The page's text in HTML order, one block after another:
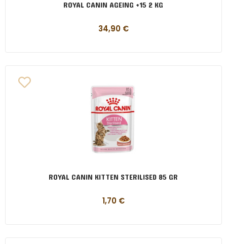
ROYAL CANIN AGEING +15 2 KG
34,90 €
ROYAL CANIN KITTEN STERILISED 85 GR
1,70 €